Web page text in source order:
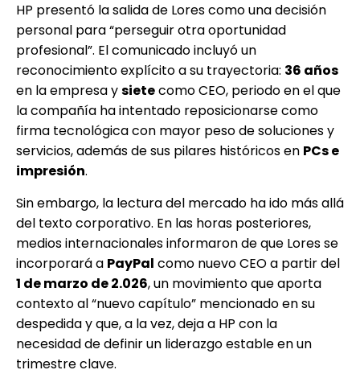
HP presentó la salida de Lores como una decisión
personal para “perseguir otra oportunidad
profesional”. El comunicado incluyó un
reconocimiento explícito a su trayectoria: 36 años
en la empresa ysietecomo CEO, periodo en el que
la compañía ha intentado reposicionarse como
firma tecnológica con mayor peso de soluciones y
servicios, además de sus pilares históricos en PCs e
impresión.
Sin embargo, la lectura del mercado ha ido más allá
del texto corporativo. En las horas posteriores,
medios internacionales informaron de que Lores se
incorporará a PayPal como nuevo CEO a partir del
1 de marzo de 2.026, un movimiento que aporta
contexto al “nuevo capítulo” mencionado en su
despedida y que, a la vez, deja a HP con la
necesidad de definir un liderazgo estable en un
trimestre clave.